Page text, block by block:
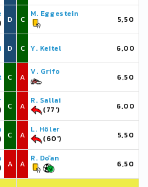
D
D
C
C
C
A
C
M. Eggestein
5,50
C Y. Keitel 6,00
A
V. Grifo
6,50
A
R. Sallai
(77')
6,00
A
L. Höler
(60')
5,50
A
R. Dōan
6,50